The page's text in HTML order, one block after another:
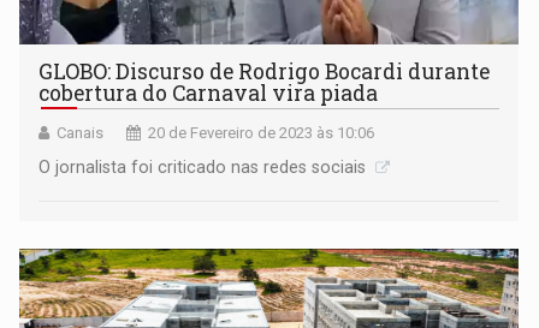
GLOBO: Discurso de Rodrigo Bocardi durante
cobertura do Carnaval vira piada
Canais 20 de Fevereiro de 2023 às 10:06
O jornalista foi criticado nas redes sociais